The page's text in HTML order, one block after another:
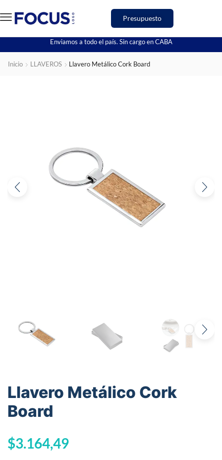
Presupuesto
Enviamos a todo el país. Sin cargo en CABA
Inicio LLAVEROS Llavero Metálico Cork Board
Llavero Metálico Cork
Board
$3.164,49